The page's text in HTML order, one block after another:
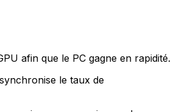
afin que le PC gagne en rapidité.
le taux de